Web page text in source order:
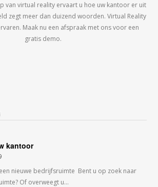
van virtual reality ervaart u hoe uw kantoor er uit
zegt meer dan duizend woorden. Virtual Reality
Maak nu een afspraak met ons voor een
gratis demo.
kantoor
nieuwe bedrijfsruimte Bent u op zoek naar
Of overweegt u…